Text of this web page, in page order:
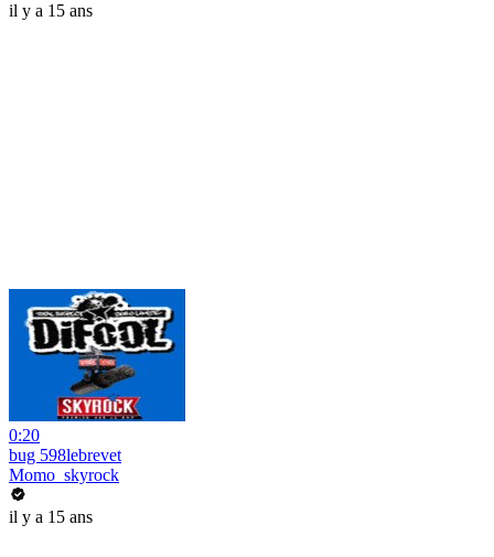
il y a 15 ans
0:20
bug 598lebrevet
Momo_skyrock
il y a 15 ans